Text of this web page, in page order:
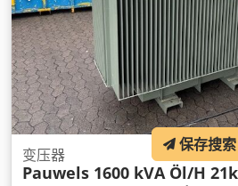
变压器
Pauwels 1600 kVA Öl/H
保存搜索